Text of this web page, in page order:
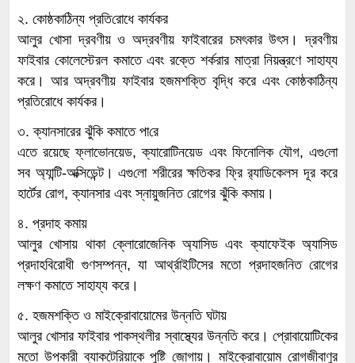
২. কোষ্ঠকাঠিন্য প্রতি‌রোধে কার্যকর
আলুর খোসা দ্রবণীয় ও অদ্রবণীয় ফাইবারের চমৎকার উৎস। দ্রবণীয়
ফাইবার কোলেস্টেরল কমাতে এবং রক্তে শর্করার মাত্রা নিয়ন্ত্রণে সাহায্য
করে। আর অদ্রবণীয় ফাইবার হজমশক্তি বৃদ্ধি করে এবং কোষ্ঠকাঠিন্য
প্রতিরোধে কার্যকর।
৩. ক্যানসারের ঝুঁকি কমাতে পা‌রে
এতে রয়েছে ফ্লাভোনয়েড, ক্যারোটিনয়েড এবং ফিনোলিক যৌগ, এগু‌লো
সব অ্যান্টি-অক্সিডেন্ট। এগু‌লো শরীরের ক্ষতিকর ফ্রি র‍্যাডিকেলস দূর করে
হার্টের রোগ, ক্যানসার এবং স্নায়ুজনিত রোগের ঝুঁকি কমায়।
৪. প্রদাহ কমায়
আলুর খোসায় থাকা ক্লোরোজেনিক অ্যাসিড এবং ক্যাফেইক অ্যাসিড
প্রদাহবিরোধী গুণসম্পন্ন, যা আর্থ্রাইটিসের মতো প্রদাহজনিত রোগের
লক্ষণ কমাতে সাহায্য করে।
৫. হজমশক্তি ও মাইক্রোবায়োমের উন্নতি ঘটায়
আলুর খোসার ফাইবার পাকস্থলীর স্বাস্থ্যের উন্নতি করে। প্রোবায়োটিকের
মতো উপকারী ব্যাকটেরিয়াকে পুষ্টি জোগায়। মাইক্রোবায়োম রোগজীবাণুর